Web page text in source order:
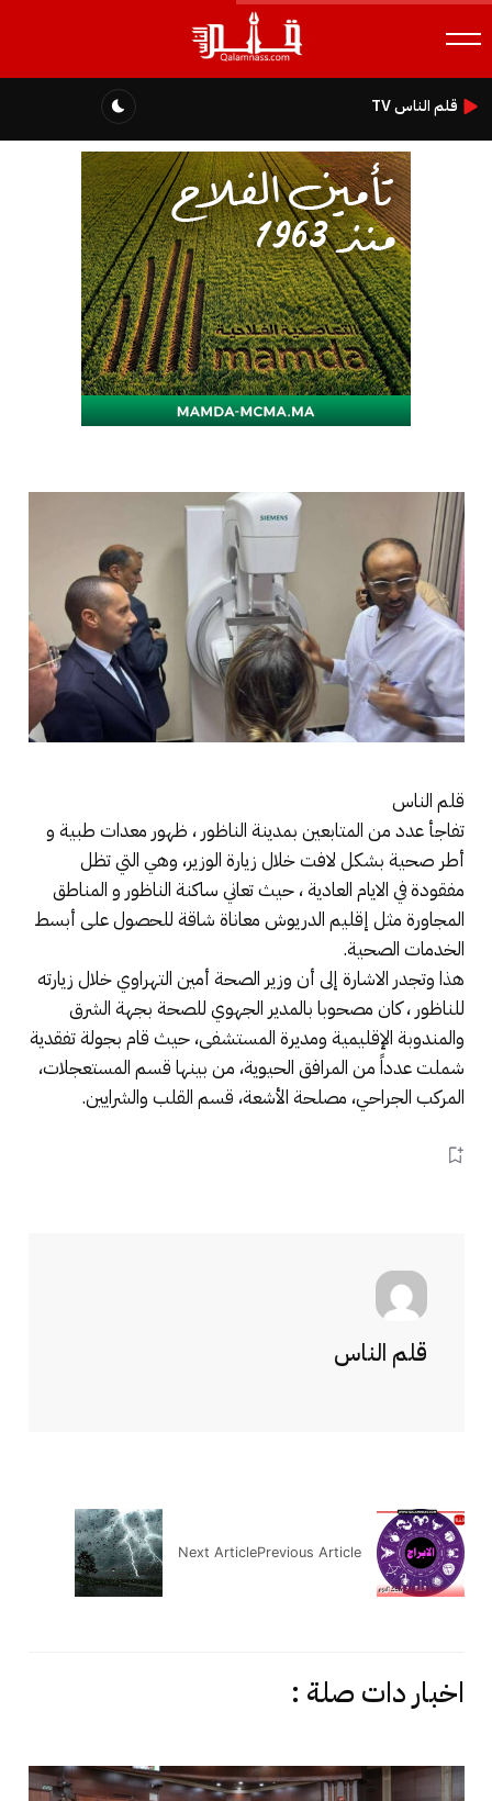
قلم الناس TV
قلم الناس
تفاجأ عدد من المتابعين بمدينة الناظور ، ظهور معدات طبية و
أطر صحية بشكل لافت خلال زيارة الوزير، وهي التي تظل
مفقودة في الايام العادية ، حيث تعاني ساكنة الناظور و المناطق
المجاورة مثل إقليم الدريوش معاناة شاقة للحصول على أبسط
الخدمات الصحية.
هذا وتجدر الاشارة إلى أن وزير الصحة أمين التهراوي خلال زيارته
للناظور ، كان مصحوبا بالمدير الجهوي للصحة بجهة الشرق
والمندوبة الإقليمية ومديرة المستشفى، حيث قام بجولة تفقدية
شملت عدداً من المرافق الحيوية، من بينها قسم المستعجلات،
المركب الجراحي، مصلحة الأشعة، قسم القلب والشرايين.
قلم الناس
Previous Article
Next Article
اخبار دات صلة :